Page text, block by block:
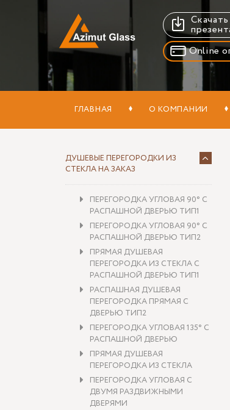
Скачать
Online
ГЛАВНАЯ О КОМПАНИИ
ДУШЕВЫЕ ПЕРЕГОРОДКИ ИЗ
СТЕКЛА НА ЗАКАЗ
ПЕРЕГОРОДКА УГЛОВАЯ 90° С
РАСПАШНОЙ ДВЕРЬЮ ТИП1
ПЕРЕГОРОДКА УГЛОВАЯ 90° С
РАСПАШНОЙ ДВЕРЬЮ ТИП2
ПРЯМАЯ ДУШЕВАЯ
ПЕРЕГОРОДКА ИЗ СТЕКЛА С
РАСПАШНОЙ ДВЕРЬЮ ТИП1
РАСПАШНАЯ ДУШЕВАЯ
ПЕРЕГОРОДКА ПРЯМАЯ С
ДВЕРЬЮ ТИП2
ПЕРЕГОРОДКА УГЛОВАЯ 135° С
РАСПАШНОЙ ДВЕРЬЮ
ПРЯМАЯ ДУШЕВАЯ
ПЕРЕГОРОДКА ИЗ СТЕКЛА
ПЕРЕГОРОДКА УГЛОВАЯ С
ДВУМЯ РАЗДВИЖНЫМИ
ДВЕРЯМИ